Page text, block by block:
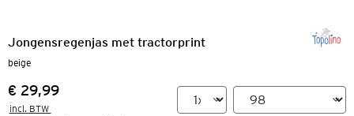
Jongensregenjas met tractorprint
beige
Prijs:
€ 29,99
incl. BTW